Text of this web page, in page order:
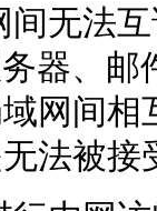
间无法
器、
网间相
法被接